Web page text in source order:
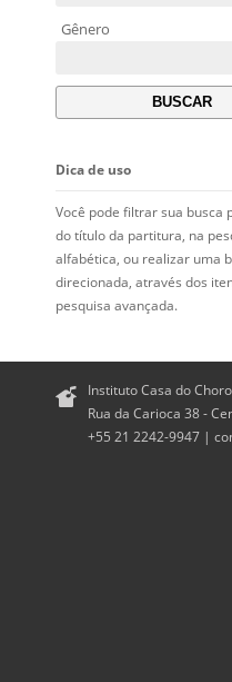
Gênero
Dica de uso
Você pode filtrar sua busca
do título da partitura, na
alfabética, ou realizar uma
direcionada, através dos
pesquisa avançada.
Instituto Casa do
Rua da Carioca 38 -
+55 21 2242-9947 |